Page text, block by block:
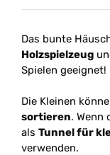
Das bunte
Holzspielzeug
Spielen geeignet!
Die Kleinen
sortieren. Wenn
als Tunnel für
verwenden.